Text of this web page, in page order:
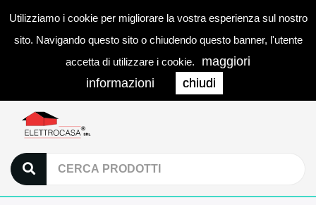
Utilizziamo i cookie per migliorare la vostra esperienza sul nostro
sito. Navigando questo sito o chiudendo questo banner, l'utente
accetta di utilizzare i cookie.
maggiori
informazioni
chiudi
0